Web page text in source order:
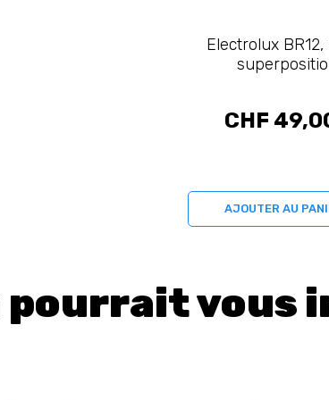
Electrolux BR12,
CHF
AJOUTER AU
pourrait vous